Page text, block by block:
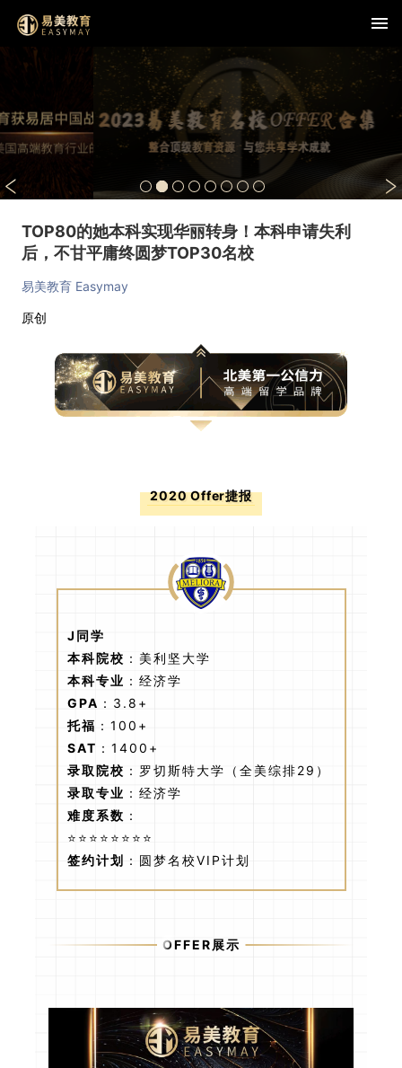
TOP80的她本科实现华丽转身！本科申请失利
后，不甘平庸终圆梦TOP30名校
易美教育 Easymay
原创
2020 Offer捷报
J同学
本科院校 ：美利坚大学
本科专业 ：经济学
GPA ：3.8+
托福 ：100+
SAT ：1400+
录取院校 ：罗切斯特大学（全美综排29）
录取专业 ：经济学
难度系数 ：
⭐⭐⭐⭐⭐⭐⭐⭐
签约计划 ：圆梦名校VIP计划
OFFER展示